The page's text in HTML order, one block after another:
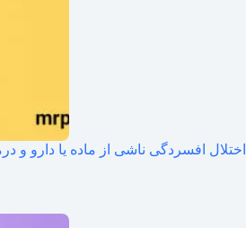
اختلال افسردگی ناشی از ماده یا دارو و